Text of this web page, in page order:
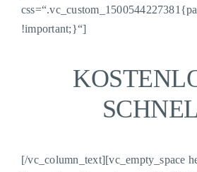
!important;}“]
[/vc_column_text][vc_empty_space